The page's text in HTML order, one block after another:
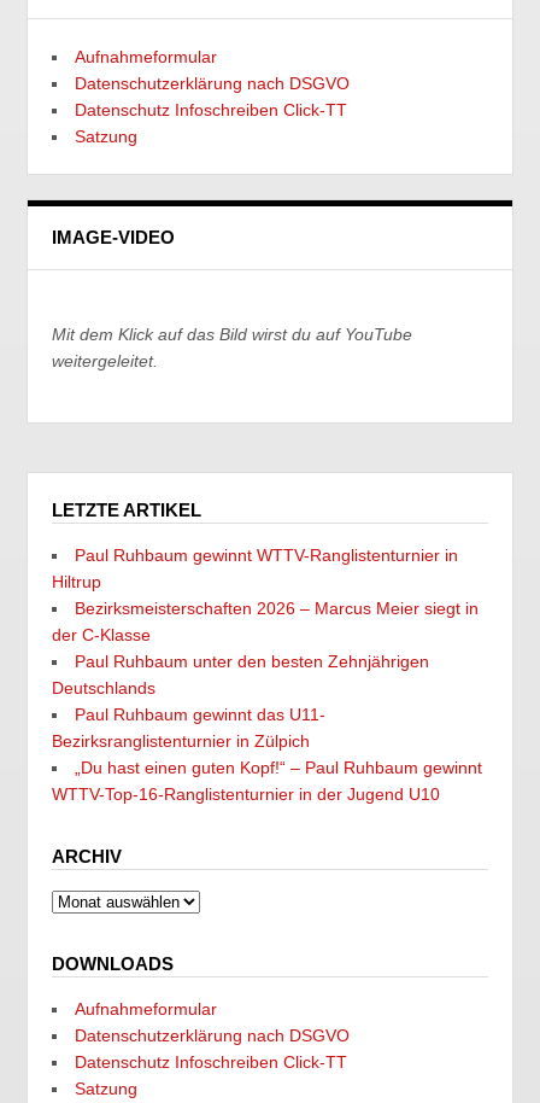
Aufnahmeformular
Datenschutzerklärung nach DSGVO
Datenschutz Infoschreiben Click-TT
Satzung
IMAGE-VIDEO
Mit dem Klick auf das Bild wirst du auf YouTube
weitergeleitet.
LETZTE ARTIKEL
Paul Ruhbaum gewinnt WTTV-Ranglistenturnier in
Hiltrup
Bezirksmeisterschaften 2026 – Marcus Meier siegt in
der C-Klasse
Paul Ruhbaum unter den besten Zehnjährigen
Deutschlands
Paul Ruhbaum gewinnt das U11-
Bezirksranglistenturnier in Zülpich
„Du hast einen guten Kopf!“ – Paul Ruhbaum gewinnt
WTTV-Top-16-Ranglistenturnier in der Jugend U10
ARCHIV
Archiv
DOWNLOADS
Aufnahmeformular
Datenschutzerklärung nach DSGVO
Datenschutz Infoschreiben Click-TT
Satzung